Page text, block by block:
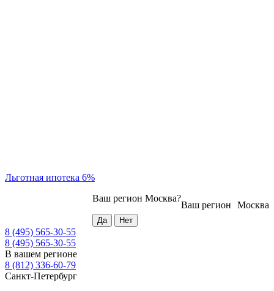
Льготная ипотека 6%
Москва
Ваш регион
Ваш регион Москва?
8 (495) 565-30-55
8 (495) 565-30-55
В вашем регионе
8 (812) 336-60-79
Санкт-Петербург